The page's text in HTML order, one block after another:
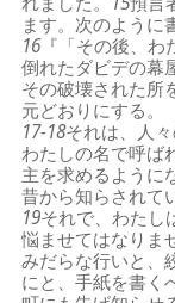
ます。次のように
16『「その後、わ
倒れたダビデの幕
その破壊された所
元どおりにする。
17-18それは、人々
わたしの名で呼ば
主を求めるように
昔から知らされて
19それで、わたし
悩ませてはなりま
みだらな行いと、
にと、手紙を書く